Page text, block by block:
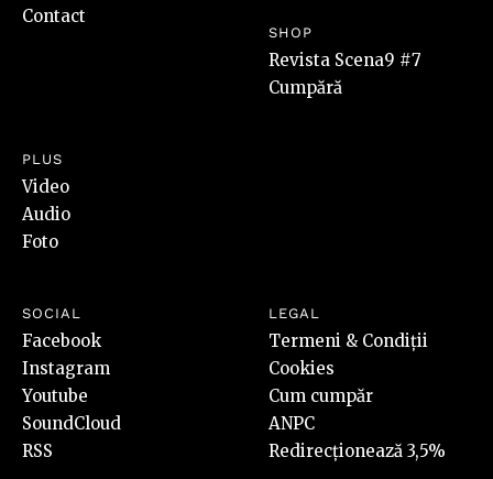
Contact
SHOP
Revista Scena9 #7
Cumpără
PLUS
Video
Audio
Foto
SOCIAL
Facebook
Instagram
Youtube
SoundCloud
RSS
LEGAL
Termeni & Condiții
Cookies
Cum cumpăr
ANPC
Redirecționează 3,5%